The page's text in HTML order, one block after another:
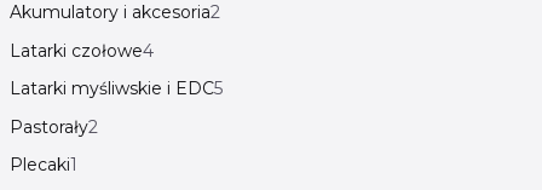
Akumulatory i akcesoria2
Latarki czołowe4
Latarki myśliwskie i EDC5
Pastorały2
Plecaki1